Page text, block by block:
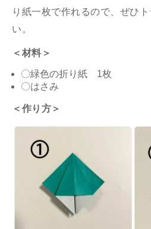
り紙一枚で作れるので、ぜひ
い。
＜材料＞
〇緑色の折り紙 1枚
〇はさみ
＜作り方＞